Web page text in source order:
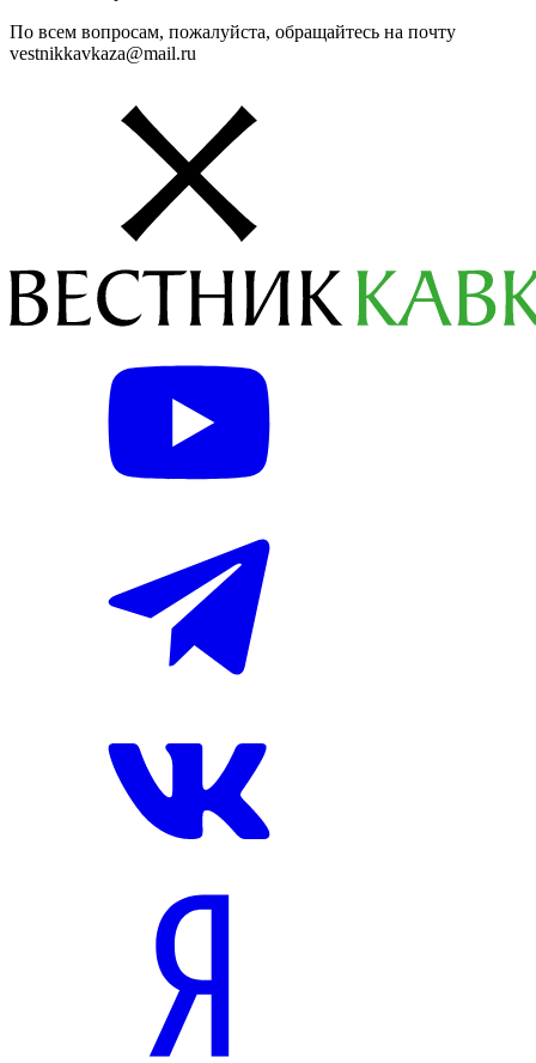
По всем вопросам, пожалуйста, обращайтесь на почту
vestnikkavkaza@mail.ru